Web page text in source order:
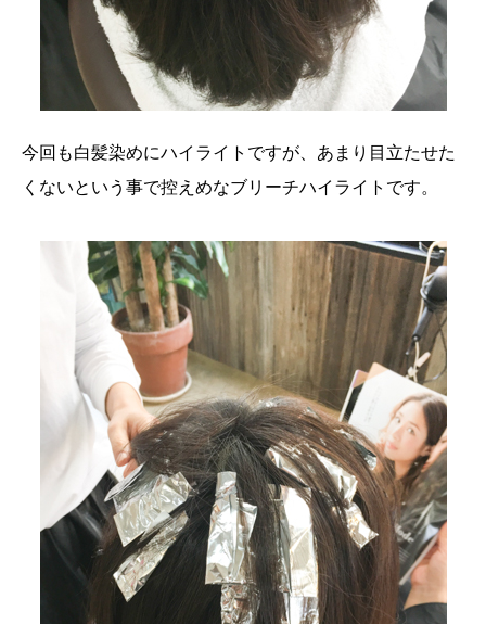
今回も白髪染めにハイライトですが、あまり目立たせた
くないという事で控えめなブリーチハイライトです。